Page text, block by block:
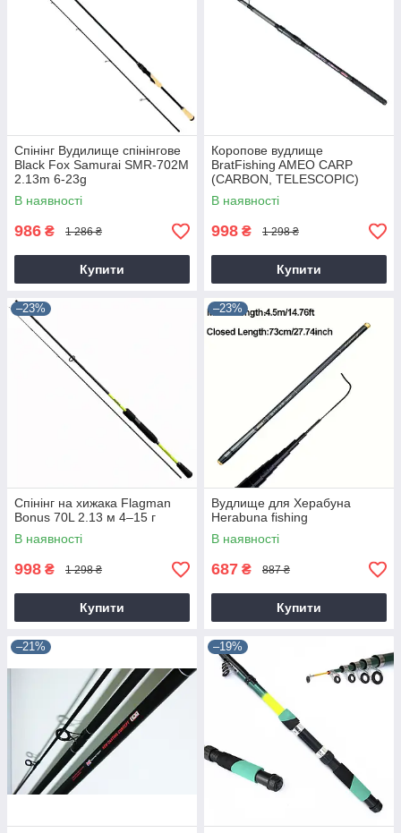
Спінінг Вудилище спінінгове
Black Fox Samurai SMR-702M
2.13m 6-23g
В наявності
986 ₴ 1 286 ₴
Купити
Коропове вудлище
BratFishing AMEO CARP
(CARBON, TELESCOPIC)
3.00 m / 120-220 g.
В наявності
998 ₴ 1 298 ₴
Купити
–23%
Спінінг на хижака Flagman
Bonus 70L 2.13 м 4–15 г
В наявності
998 ₴ 1 298 ₴
Купити
–23%
Вудлище для Херабуна
Herabuna fishing
В наявності
687 ₴ 887 ₴
Купити
–21% –19%